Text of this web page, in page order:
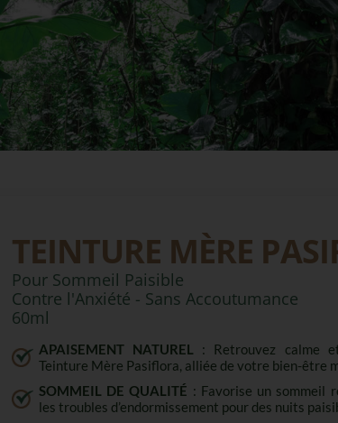
TEINTURE MÈRE
Pour Sommeil Paisible
Contre l'Anxiété - Sans Accoutumance
60ml
APAISEMENT NATUREL : Retrouvez calme
Teinture Mère Pasiflora, alliée de votre bien-être
SOMMEIL DE QUALITÉ : Favorise un sommeil
les troubles d’endormissement pour des nuits